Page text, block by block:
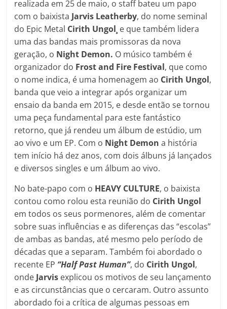
realizada em 25 de maio, o staff bateu um papo
com o baixista Jarvis Leatherby, do nome seminal
do Epic Metal Cirith Ungol¸ e que também lidera
uma das bandas mais promissoras da nova
geração, o Night Demon. O músico também é
organizador do Frost and Fire Festival, que como
o nome indica, é uma homenagem ao Cirith Ungol,
banda que veio a integrar após organizar um
ensaio da banda em 2015, e desde então se tornou
uma peça fundamental para este fantástico
retorno, que já rendeu um álbum de estúdio, um
ao vivo e um EP. Com o Night Demona história
tem início há dez anos, com dois álbuns já lançados
e diversos singles e um álbum ao vivo.
No bate-papo com o HEAVY CULTURE, o baixista
contou como rolou esta reunião do Cirith Ungol
em todos os seus pormenores, além de comentar
sobre suas influências e as diferenças das “escolas”
de ambas as bandas, até mesmo pelo período de
décadas que a separam. Também foi abordado o
recente EP “Half Past Human”, do Cirith Ungol,
onde Jarvis explicou os motivos de seu lançamento
e as circunstâncias que o cercaram. Outro assunto
abordado foi a crítica de algumas pessoas em